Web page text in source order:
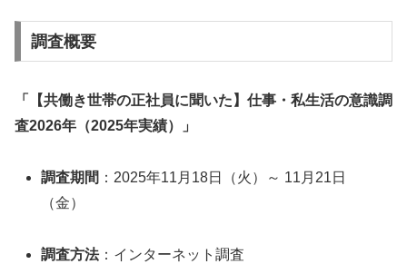
調査概要
「【共働き世帯の正社員に聞いた】仕事・私生活の意識調
査2026年（2025年実績）」
調査期間 ：2025年11月18日（火）～ 11月21日
（金）
調査方法：インターネット調査